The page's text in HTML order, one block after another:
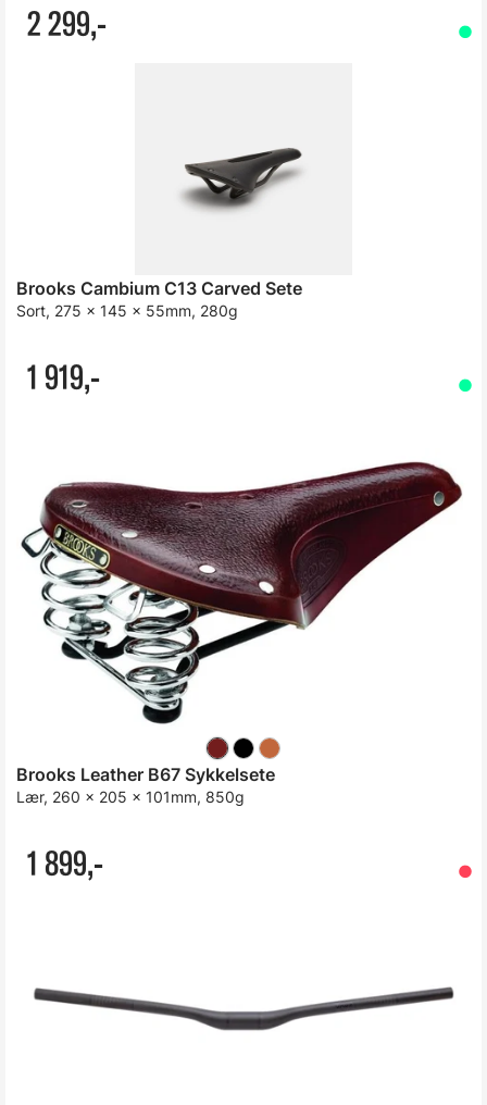
2 299,-
Brooks Cambium C13 Carved Sete
Sort, 275 x 145 x 55mm, 280g
1 919,-
Brooks Leather B67 Sykkelsete
Lær, 260 x 205 x 101mm, 850g
1 899,-